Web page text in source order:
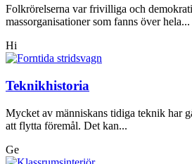
Folkrörelserna var frivilliga och
massorganisationer som fanns över hela...
Hi
Teknikhistoria
Mycket av människans tidiga teknik har
att flytta föremål. Det kan...
Ge